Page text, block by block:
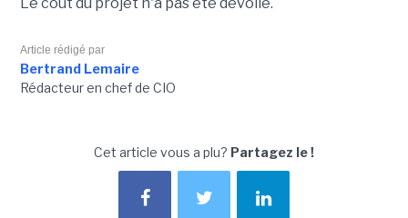
Le coût du projet n'a pas été dévoilé.
Article rédigé par
Bertrand Lemaire
Rédacteur en chef de CIO
Cet article vous a plu? Partagez le !